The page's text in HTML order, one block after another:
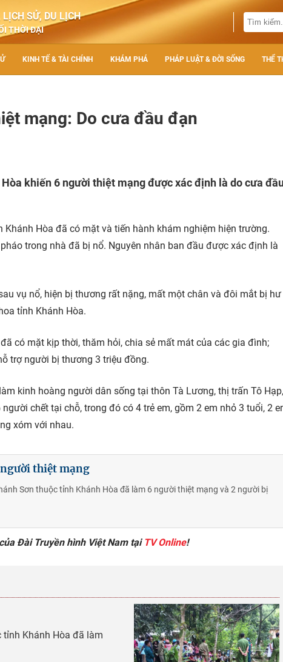
SỬ, DU LỊCH
THỜI ĐẠI
KINH TẾ & TÀI CHÍNH KHÁM PHÁ PHÁP LUẬT & ĐỜI SỐNG THỂ
mạng: Do cưa đầu đạn
khiến 6 người thiệt mạng được xác định là do cưa
Hòa đã có mặt và tiến hành khám nghiệm hiện trường.
trong nhà đã bị nổ. Nguyên nhân ban đầu được xác định là
vụ nổ, hiện bị thương rất nặng, mất một chân và đôi mắt bị hư
tỉnh Khánh Hòa.
có mặt kịp thời, thăm hỏi, chia sẻ mất mát của các gia đình;
trợ người bị thương 3 triệu đồng.
kinh hoàng người dân sống tại thôn Tà Lương, thị trấn Tô Hạp,
chết tại chỗ, trong đó có 4 trẻ em, gồm 2 em nhỏ 3 tuổi, 2
xóm với nhau.
thiệt mạng
Sơn thuộc tỉnh Khánh Hòa đã làm 6 người thiệt mạng và 2 người bị
Đài Truyền hình Việt Nam tại TV Online!
tỉnh Khánh Hòa đã làm